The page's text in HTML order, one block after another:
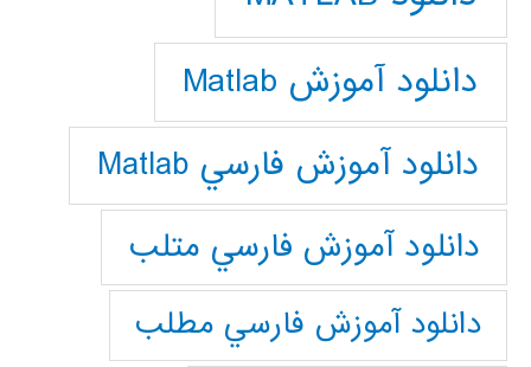
دانلود آموزش Matlab
دانلود آموزش فارسي Matlab
دانلود آموزش فارسي متلب
دانلود آموزش فارسي مطلب